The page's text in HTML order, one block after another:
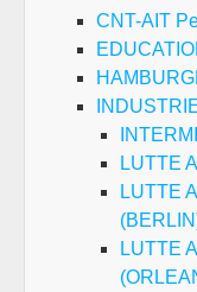
CNT-AIT
LUTTE
LUTTE
LUTTE